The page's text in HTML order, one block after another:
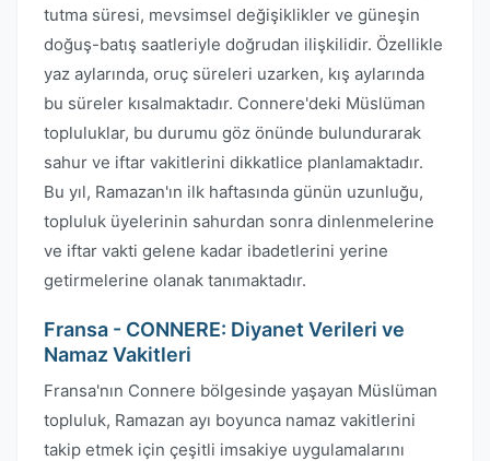
tutma süresi, mevsimsel değişiklikler ve güneşin
doğuş-batış saatleriyle doğrudan ilişkilidir. Özellikle
yaz aylarında, oruç süreleri uzarken, kış aylarında
bu süreler kısalmaktadır. Connere'deki Müslüman
topluluklar, bu durumu göz önünde bulundurarak
sahur ve iftar vakitlerini dikkatlice planlamaktadır.
Bu yıl, Ramazan'ın ilk haftasında günün uzunluğu,
topluluk üyelerinin sahurdan sonra dinlenmelerine
ve iftar vakti gelene kadar ibadetlerini yerine
getirmelerine olanak tanımaktadır.
Fransa - CONNERE: Diyanet Verileri ve
Namaz Vakitleri
Fransa'nın Connere bölgesinde yaşayan Müslüman
topluluk, Ramazan ayı boyunca namaz vakitlerini
takip etmek için çeşitli imsakiye uygulamalarını